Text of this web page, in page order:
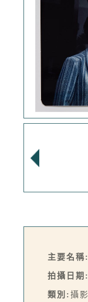
主要名稱:
拍攝日期:
類別: 攝影